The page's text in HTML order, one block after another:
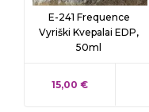
E-241 Frequence
Vyriški Kvepalai EDP,
50ml
KAINA
15,00 €